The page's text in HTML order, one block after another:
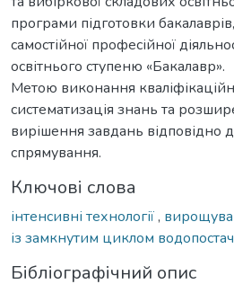
програми підготовки
самостійної професійної
освітнього ступеню «Бакалавр».
Метою виконання
систематизація знань та
вирішення завдань відповідно
спрямування.
Ключові слова
інтенсивні технології,
із замкнутим циклом
Бібліографічний опис